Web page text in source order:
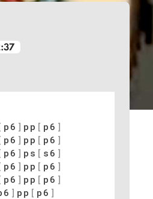
p6 ] pp [ p6 ]
p6 ] pp [ p6 ]
p6 ] ps [ s6 ]
p6 ] pp [ p6 ]
p6 ] pp [ p6 ]
] pp [ p6 ]